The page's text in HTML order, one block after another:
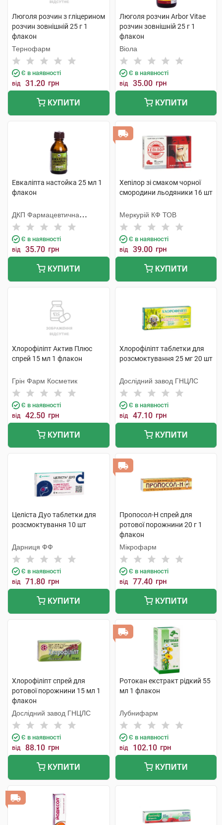
Люголя розчин з гліцерином
розчин зовнішній 25 г 1
флакон
Тернофарм
Є в наявності
від 31.20 грн
КУПИТИ
Люголя розчин Arbor Vitae
розчин зовнішній 25 г 1
флакон
Віола
Є в наявності
від 35.00 грн
КУПИТИ
Евкаліпта настойка 25 мл 1
флакон
ДКП Фармацевтична
фабрика
Є в наявності
від 35.70 грн
КУПИТИ
Хепілор зі смаком чорної
смородини льодяники 16 шт
Меркурій КФ ТОВ
Є в наявності
від 39.00 грн
КУПИТИ
Хлорофіліпт Актив Плюс
спрей 15 мл 1 флакон
Грін Фарм Косметик
Є в наявності
від 42.50 грн
КУПИТИ
Хлорофіліпт таблетки для
розсмоктування 25 мг 20 шт
Дослідний завод ГНЦЛС
Є в наявності
від 47.10 грн
КУПИТИ
Целіста Дуо таблетки для
розсмоктування 10 шт
Дарниця ФФ
Є в наявності
від 71.80 грн
КУПИТИ
Пропосол-Н спрей для
ротової порожнини 20 г 1
флакон
Мікрофарм
Є в наявності
від 77.40 грн
КУПИТИ
Хлорофіліпт спрей для
ротової порожнини 15 мл 1
флакон
Дослідний завод ГНЦЛС
Є в наявності
від 88.10 грн
КУПИТИ
Ротокан екстракт рідкий 55
мл 1 флакон
Лубнифарм
Є в наявності
від 102.10 грн
КУПИТИ